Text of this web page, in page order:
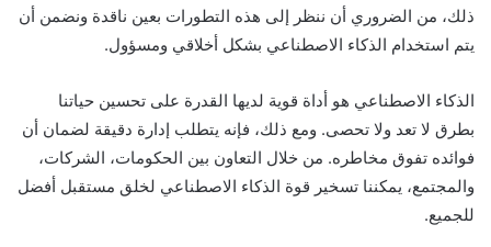
ذلك، من الضروري أن ننظر إلى هذه التطورات بعين ناقدة ونضمن أن
يتم استخدام الذكاء الاصطناعي بشكل أخلاقي ومسؤول.
الذكاء الاصطناعي هو أداة قوية لديها القدرة على تحسين حياتنا
بطرق لا تعد ولا تحصى. ومع ذلك، فإنه يتطلب إدارة دقيقة لضمان أن
فوائده تفوق مخاطره. من خلال التعاون بين الحكومات، الشركات،
والمجتمع، يمكننا تسخير قوة الذكاء الاصطناعي لخلق مستقبل أفضل
للجميع.